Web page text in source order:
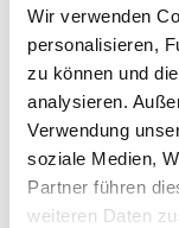
Wir verwenden
personalisieren,
zu können und
analysieren.
Verwendung
soziale Medien,
Partner führen
weiteren Daten
Snorkel
TJ